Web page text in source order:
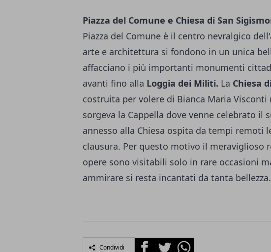
Piazza del Comune e Chiesa di San
Piazza del Comune è il centro nevralgico
arte e architettura si fondono in un unica
affacciano i più importanti monumenti
avanti fino alla Loggia dei Militi. La Chiesa
costruita per volere di Bianca Maria Visconti
sorgeva la Cappella dove venne celebrato
annesso alla Chiesa ospita da tempi remoti
clausura. Per questo motivo il meraviglioso
opere sono visitabili solo in rare occasioni
ammirare si resta incantati da tanta bellezza.
Condividi FacebookTwitterWhatsapp